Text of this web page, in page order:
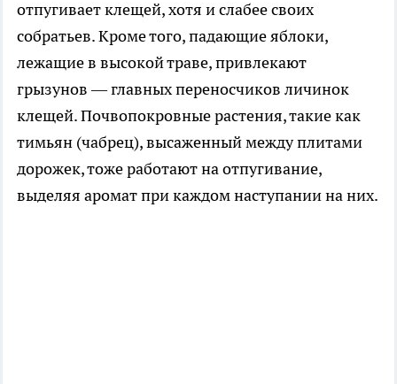
отпугивает клещей, хотя и слабее своих
собратьев. Кроме того, падающие яблоки,
лежащие в высокой траве, привлекают
грызунов — главных переносчиков личинок
клещей. Почвопокровные растения, такие как
тимьян (чабрец), высаженный между плитами
дорожек, тоже работают на отпугивание,
выделяя аромат при каждом наступании на них.